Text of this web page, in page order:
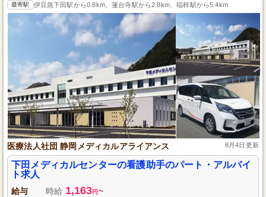
最寄駅 伊豆急下田駅から0.8km、蓮台寺駅から2.8km、稲梓駅から5.4km
医療法人社団 静岡メディカルアライアンス 8月4日更新
下田メディカルセンターの看護助手のパート・アルバイ
ト求人
給与 時給 1,163円 ~